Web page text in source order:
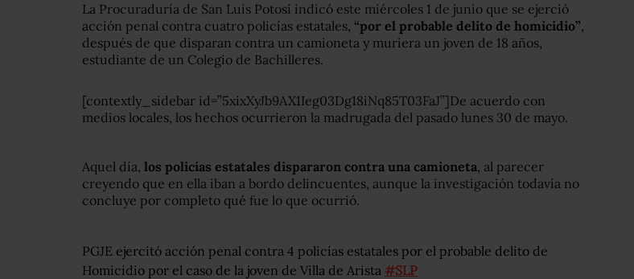
La Procuraduría de San Luis Potosí indicó este miércoles 1 de junio que se ejerció
acción penal contra cuatro policías estatales, “por el probable delito de homicidio”,
después de que disparan contra un camioneta y muriera un joven de 18 años,
estudiante de un Colegio de Bachilleres.
[contextly_sidebar id=”5xixXyJb9AX1Ieg03Dg18iNq85T03FaJ”]De acuerdo con
medios locales, los hechos ocurrieron la madrugada del pasado lunes 30 de mayo.
Aquel día, los policías estatales dispararon contra una camioneta, al parecer
creyendo que en ella iban a bordo delincuentes, aunque la investigación todavía no
concluye por completo qué fue lo que ocurrió.
PGJE ejercitó acción penal contra 4 policías estatales por el probable delito de
Homicidio por el caso de la joven de Villa de Arista #SLP